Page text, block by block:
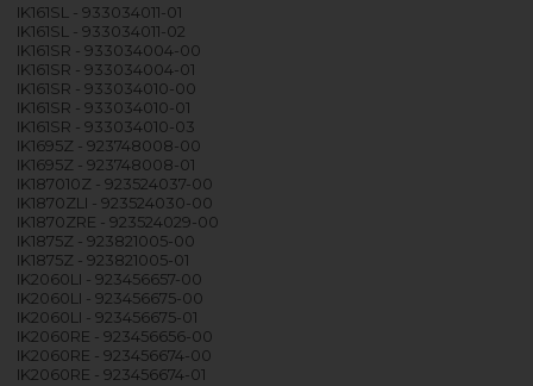
IK161SL - 933034011-01
IK161SL - 933034011-02
IK161SR - 933034004-00
IK161SR - 933034004-01
IK161SR - 933034010-00
IK161SR - 933034010-01
IK161SR - 933034010-03
IK1695Z - 923748008-00
IK1695Z - 923748008-01
IK187010Z - 923524037-00
IK1870ZLI - 923524030-00
IK1870ZRE - 923524029-00
IK1875Z - 923821005-00
IK1875Z - 923821005-01
IK2060LI - 923456657-00
IK2060LI - 923456675-00
IK2060LI - 923456675-01
IK2060RE - 923456656-00
IK2060RE - 923456674-00
IK2060RE - 923456674-01